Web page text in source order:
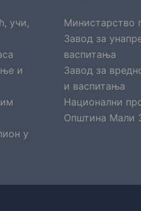
учи,
и
у
Министарство
Завод за
васпитања
Завод за
и васпитања
Национални
Општина Мали